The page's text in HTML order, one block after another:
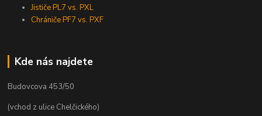
Jističe PL7 vs. PXL
Chrániče PF7 vs. PXF
Kde nás najdete
Budovcova 453/50
(vchod z ulice Chelčického)